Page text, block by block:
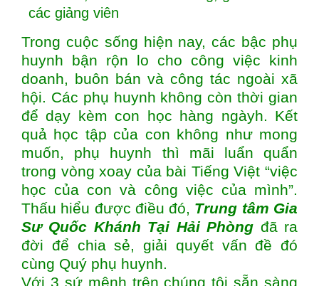
các giảng viên
Trong cuộc sống hiện nay, các bậc phụ
huynh bận rộn lo cho công việc kinh
doanh, buôn bán và công tác ngoài xã
hội. Các phụ huynh không còn thời gian
để dạy kèm con học hàng ngàyh. Kết
quả học tập của con không như mong
muốn, phụ huynh thì mãi luẩn quẩn
trong vòng xoay của bài Tiếng Việt “việc
học của con và công việc của mình”.
Thấu hiểu được điều đó, Trung tâm Gia
Sư Quốc Khánh Tại Hải Phòng đã ra
đời để chia sẻ, giải quyết vấn đề đó
cùng Quý phụ huynh.
Với 3 sứ mệnh trên chúng tôi sẵn sàng